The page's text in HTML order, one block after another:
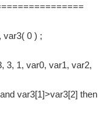
var3( 0 ) ;
3, 1, var0, var1, var2,
var3[1]>var3[2] then